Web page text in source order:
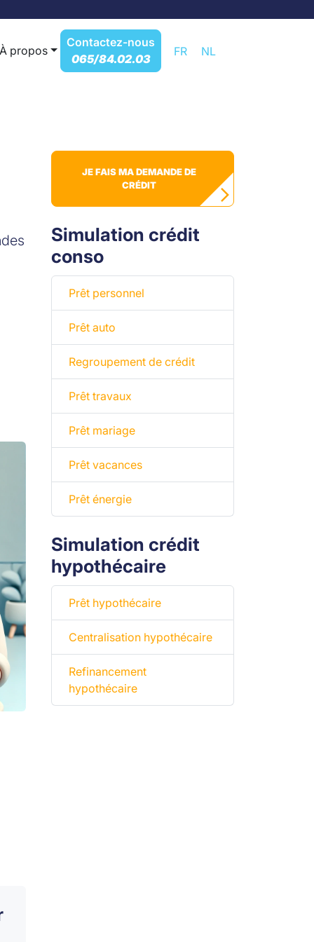
FR NL
Contactez-nous
065/84.02.03
À propos
JE FAIS MA DEMANDE DE
CRÉDIT
Simulation crédit
conso
Prêt personnel
Prêt auto
Regroupement de crédit
Prêt travaux
Prêt mariage
Prêt vacances
Prêt énergie
Simulation crédit
hypothécaire
Prêt hypothécaire
Centralisation hypothécaire
Refinancement
hypothécaire